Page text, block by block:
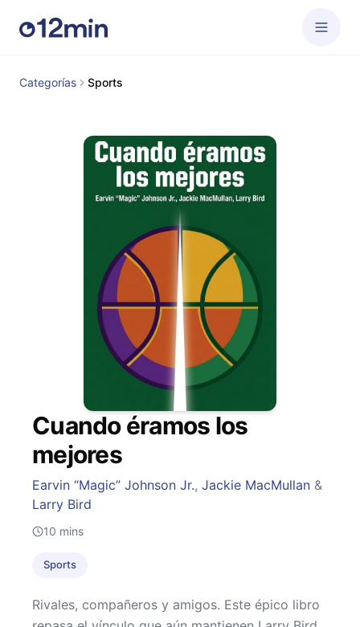
Categorías Sports
Cuando éramos los
mejores
Earvin “Magic” Johnson Jr., Jackie MacMullan &
Larry Bird
10 mins
Sports
Rivales, compañeros y amigos. Este épico libro